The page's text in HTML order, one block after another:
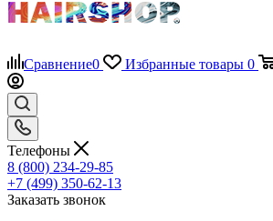
Сравнение0 Избранные товары 0
Телефоны
8 (800) 234-29-85
+7 (499) 350-62-13
Заказать звонок